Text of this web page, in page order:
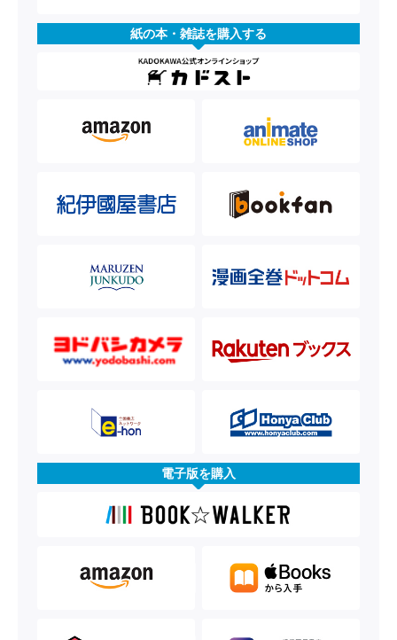
紙の本・雑誌を購入する
電子版を購入